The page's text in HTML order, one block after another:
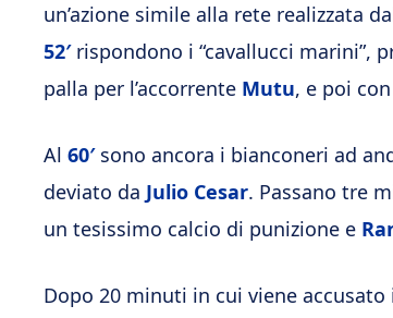
un’azione simile alla rete realizzata
52′ rispondono i “cavallucci marini”,
palla per l’accorrente Mutu, e poi con
Al 60′sono ancora i bianconeri ad
deviato da Julio Cesar. Passano tre
un tesissimo calcio di punizione e
Dopo 20 minuti in cui viene